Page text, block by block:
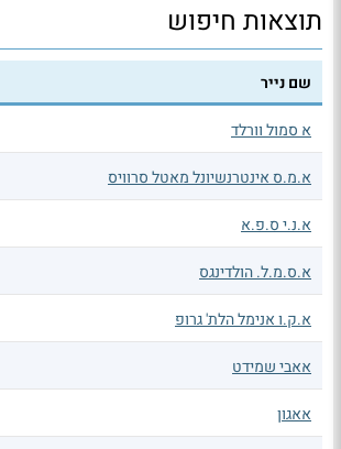
תוצאות חיפוש
שם נייר
א סמול וורלד
א.מ.ס אינטרנשיונל מאטל סרוויס
א.נ.י ס.פ.א
א.ס.מ.ל. הולדינגס
א.ק.ו אנימל הלת' גרופ
אאבי שמידט
אאגון